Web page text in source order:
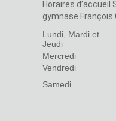
Horaires d’accueil
gymnase François
Lundi, Mardi et
Jeudi
Mercredi
Vendredi
Samedi